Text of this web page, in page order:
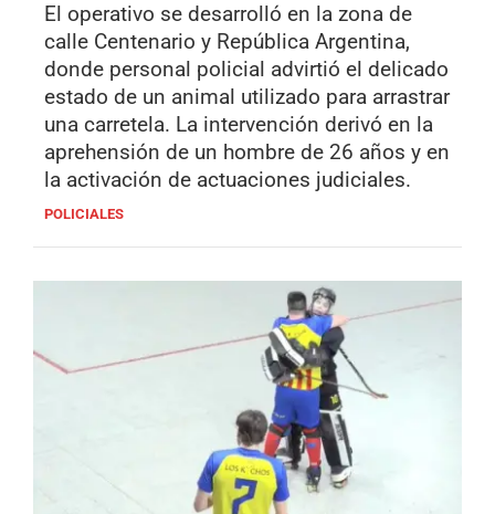
El operativo se desarrolló en la zona de
calle Centenario y República Argentina,
donde personal policial advirtió el delicado
estado de un animal utilizado para arrastrar
una carretela. La intervención derivó en la
aprehensión de un hombre de 26 años y en
la activación de actuaciones judiciales.
POLICIALES